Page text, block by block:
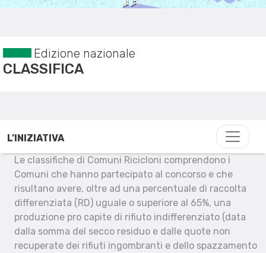
Edizione nazionale
CLASSIFICA
L’INIZIATIVA
Le classifiche di Comuni Ricicloni comprendono i
Comuni che hanno partecipato al concorso e che
risultano avere, oltre ad una percentuale di raccolta
differenziata (RD) uguale o superiore al 65%, una
produzione pro capite di rifiuto indifferenziato (data
dalla somma del secco residuo e dalle quote non
recuperate dei rifiuti ingombranti e dello spazzamento